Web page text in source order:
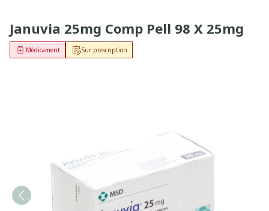
Januvia 25mg Comp Pell 98 X 25mg
Sur prescription
Médicament